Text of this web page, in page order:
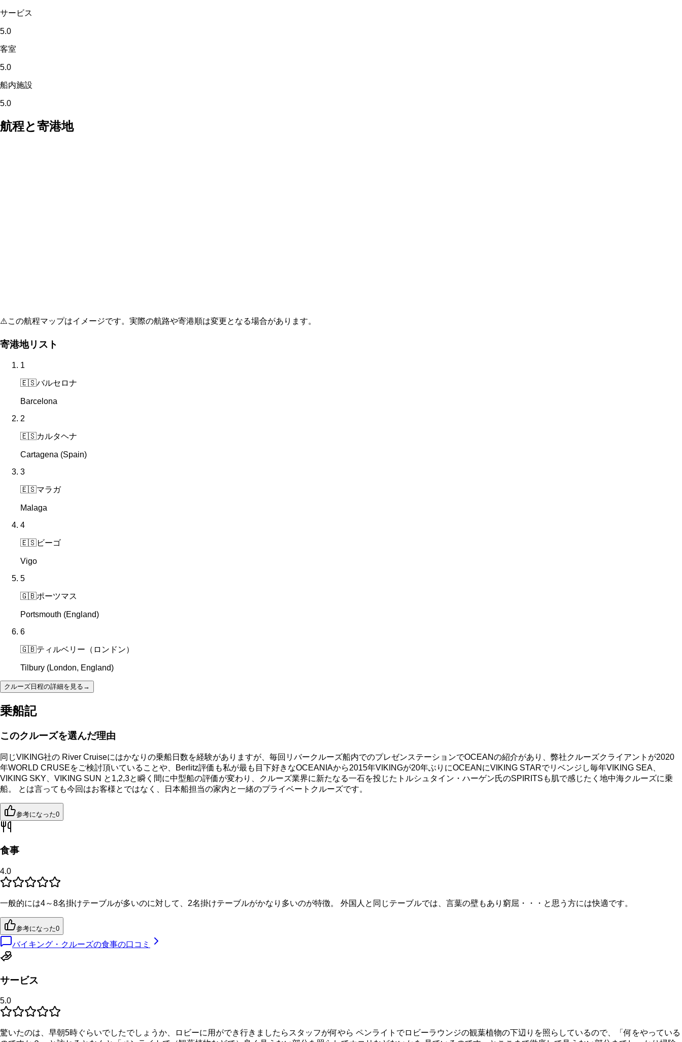
サービス
5.0
客室
5.0
船内施設
5.0
航程と寄港地
⚠️この航程マップはイメージです。実際の航路や寄港順は変更となる場合があります。
寄港地リスト
1
🇪🇸バルセロナ
Barcelona
2
🇪🇸カルタヘナ
Cartagena (Spain)
3
🇪🇸マラガ
Malaga
4
🇪🇸ビーゴ
Vigo
5
🇬🇧ポーツマス
Portsmouth (England)
6
🇬🇧ティルベリー（ロンドン）
Tilbury (London, England)
クルーズ日程の詳細を見る →
乗船記
このクルーズを選んだ理由
同じVIKING社の River Cruiseにはかなりの乗船日数を経験がありますが、毎回リバークルーズ船内でのプレゼンステーションでOCEANの紹介があり、弊社クルーズクライアントが2020
年WORLD CRUSEをご検討頂いていることや、Berlitz評価も私が最も目下好きなOCEANIAから2015年VIKINGが20年ぶりにOCEANにVIKING STARでリベンジし毎年VIKING SEA、
VIKING SKY、VIKING SUN と1,2,3と瞬く間に中型船の評価が変わり、クルーズ業界に新たなる一石を投じたトルシュタイン・ハーゲン氏のSPIRITSも肌で感じたく地中海クルーズに乗
船。 とは言っても今回はお客様とではなく、日本船担当の家内と一緒のプライベートクルーズです。
参考になった0
食事
4.0
一般的には4～8名掛けテーブルが多いのに対して、2名掛けテーブルがかなり多いのが特徴。 外国人と同じテーブルでは、言葉の壁もあり窮屈・・・と思う方には快適です。
参考になった0
バイキング・クルーズの食事の口コミ
サービス
5.0
驚いたのは、早朝5時ぐらいでしたでしょうか、ロビーに用ができ行きましたらスタッフが何やら ペンライトでロビーラウンジの観葉植物の下辺りを照らしているので、「何をやっている